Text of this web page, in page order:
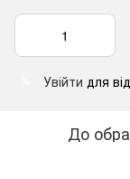
Увійти для
До